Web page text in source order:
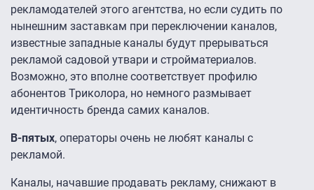
рекламодателей этого агентства, но если судить по
нынешним заставкам при переключении каналов,
известные западные каналы будут прерываться
рекламой садовой утвари и стройматериалов.
Возможно, это вполне соответствует профилю
абонентов Триколора, но немного размывает
идентичность бренда самих каналов.
В-пятых, операторы очень не любят каналы с
рекламой.
Каналы, начавшие продавать рекламу, снижают в